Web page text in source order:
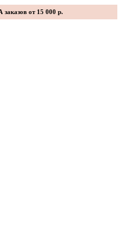
от 15 000 р.